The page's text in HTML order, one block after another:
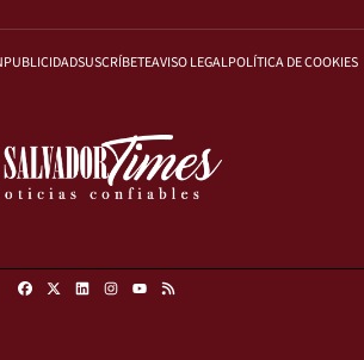
PUBLICIDADSUSCRÍBETEAVISO LEGALPOLÍTICA DE COOKIES
FacebookLinkedinInstagram